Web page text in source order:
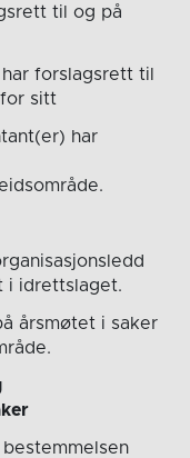
til og på
forslagsrett til
sitt
har
i idrettslaget.
årsmøtet i saker